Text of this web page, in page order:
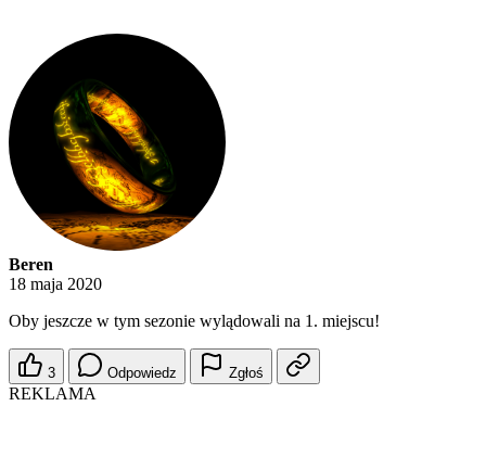
Beren
18 maja 2020
Oby jeszcze w tym sezonie wylądowali na 1. miejscu!
3 Odpowiedz Zgłoś
REKLAMA